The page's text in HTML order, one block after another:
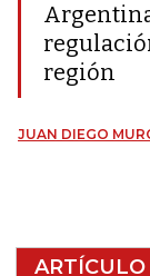
región
JUAN DIEGO